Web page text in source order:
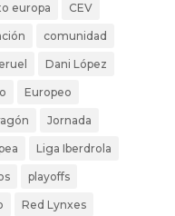
europa CEV
comunidad
Dani López
Europeo
Jornada
Liga Iberdrola
playoffs
Red Lynxes